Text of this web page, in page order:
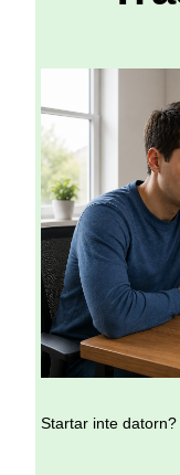
Startar inte